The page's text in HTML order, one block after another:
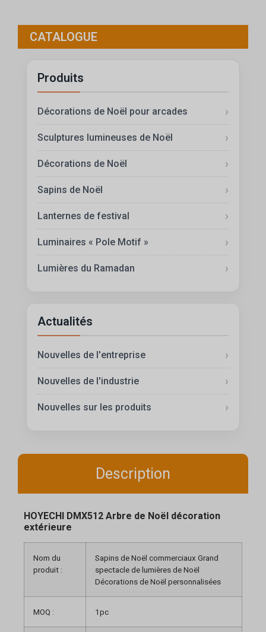
CATALOGUE
Produits
Décorations de Noël pour arcades
Sculptures lumineuses de Noël
Décorations de Noël
Sapins de Noël
Lanternes de festival
Luminaires « Pole Motif »
Lumières du Ramadan
Actualités
Nouvelles de l'entreprise
Nouvelles de l'industrie
Nouvelles sur les produits
Description
HOYECHI DMX512 Arbre de Noël décoration
extérieure
Nom du
produit :
Sapins de Noël commerciaux Grand
spectacle de lumières de Noël
Décorations de Noël personnalisées
MOQ : 1pc